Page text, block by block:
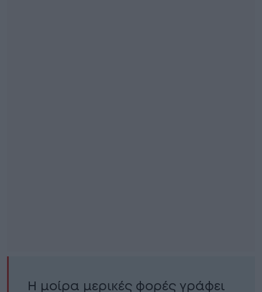
Η μοίρα μερικές φορές γράφει